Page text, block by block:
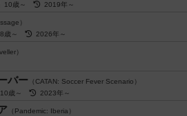
10歳～ 2019年～
）
8歳～ 2026年～
）
バー （CATAN: Soccer Fever Scenario）
10歳～ 2023年～
（Pandemic: Iberia）